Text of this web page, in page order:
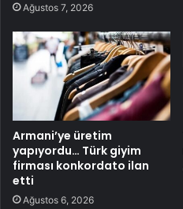
Ağustos 7, 2026
Armani’ye üretim
yapıyordu… Türk giyim
firması konkordato ilan
etti
Ağustos 6, 2026